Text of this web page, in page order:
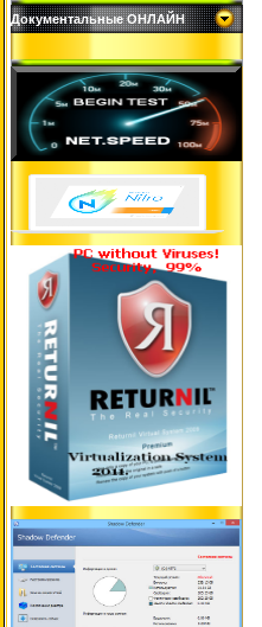
Документальные ОНЛАЙН